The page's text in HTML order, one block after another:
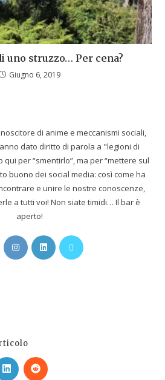
uno struzzo… Per cena?
Giugno 6, 2019
di anime e meccanismi sociali,
dato diritto di parola a "legioni di
qui per “smentirlo”, ma per “mettere sul
buono dei social media: così come ha
e unire le nostre conoscenze,
a tutti voi! Non siate timidi… Il bar è
aperto!